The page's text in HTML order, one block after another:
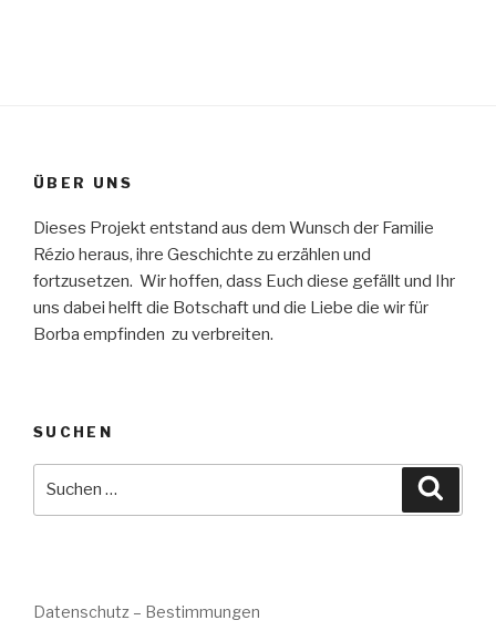
ÜBER UNS
Dieses Projekt entstand aus dem Wunsch der Familie
Rézio heraus, ihre Geschichte zu erzählen und
fortzusetzen. Wir hoffen, dass Euch diese gefällt und Ihr
uns dabei helft die Botschaft und die Liebe die wir für
Borba empfinden zu verbreiten.
SUCHEN
Datenschutz – Bestimmungen